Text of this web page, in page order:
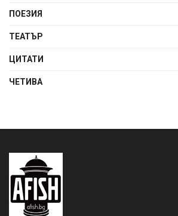
ПОЕЗИЯ
ТЕАТЪР
ЦИТАТИ
ЧЕТИВА